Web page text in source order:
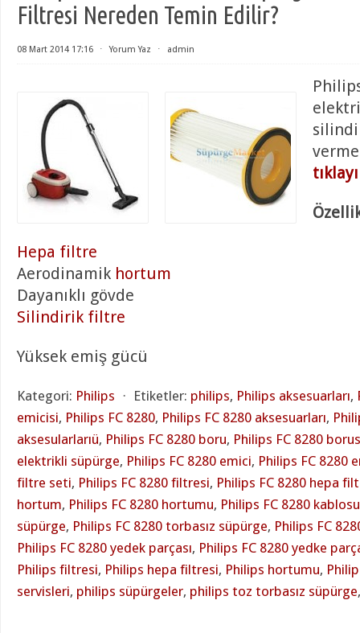
Filtresi Nereden Temin Edilir?
08 Mart 2014 17:16 ⋅ Yorum Yaz ⋅ admin
Hepa filtre
Aerodinamik hortum
Dayanıklı gövde
Silindirik filtre
Yüksek emiş gücü
Kategori: Philips ⋅ Etiketler: philips, Philips aksesuarları,
emicisi, Philips FC 8280, Philips FC 8280 aksesuarları,
aksesularlarıü, Philips FC 8280 boru, Philips FC 8280
elektrikli süpürge, Philips FC 8280 emici, Philips FC 8280
filtre seti, Philips FC 8280 filtresi, Philips FC 8280 hepa
hortum, Philips FC 8280 hortumu, Philips FC 8280 kablosu
süpürge, Philips FC 8280 torbasız süpürge, Philips FC
Philips FC 8280 yedek parçası, Philips FC 8280 yedke
Philips filtresi, Philips hepa filtresi, Philips hortumu,
servisleri, philips süpürgeler, philips toz torbasız süpürge